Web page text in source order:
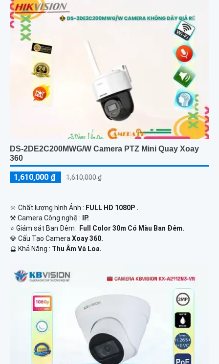
DS-2DE2C200MWG/W Camera PTZ Mini Quay Xoay
360
1,610,000 ₫ 1,610,000 ₫
🔆 Chất lượng hình Ảnh : FULL HD 1080P .
⚒ Camera Công nghệ :
IP.
⭐ Giám sát Ban Đêm : Full Color 30m Có Màu Ban Ðêm.
💎 Cấu Tạo Camera Xoay 360.
️🔮 Khả Năng : Thu Âm Và Loa.